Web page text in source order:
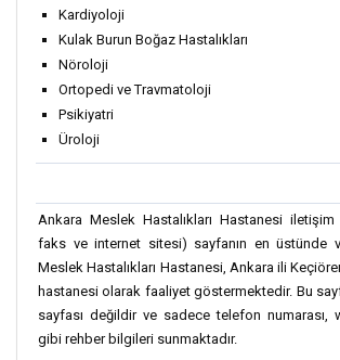
Kardiyoloji
Kulak Burun Boğaz Hastalıkları
Nöroloji
Ortopedi ve Travmatoloji
Psikiyatri
Üroloji
Ankara Meslek Hastalıkları Hastanesi
faks ve internet sitesi) sayfanın en üstünde
Meslek Hastalıkları Hastanesi, Ankara ili
hastanesi olarak faaliyet göstermektedir. Bu
sayfası değildir ve sadece telefon numarası,
gibi rehber bilgileri sunmaktadır.